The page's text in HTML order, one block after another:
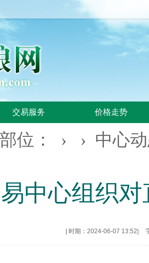
交易服务 价格走势
位： › › 中心
中心组织
时期：2024-06-07 13:52